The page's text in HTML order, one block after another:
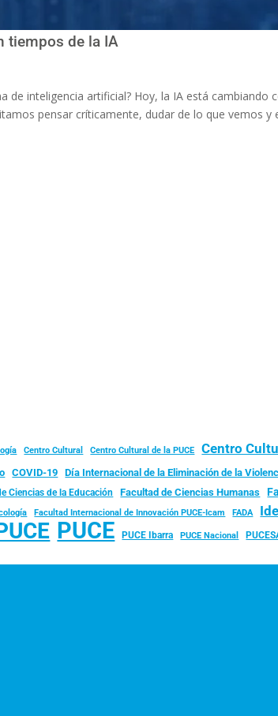
tiempos de la IA
de inteligencia artificial? Hoy, la IA está cambiando
pensar críticamente, dudar de lo que vemos y
Centro Cultural Centro Cultural de la PUCE Centro
COVID-19 Día Internacional de la Eliminación de la
Ciencias de la Educación Facultad de Ciencias Humanas
Facultad Internacional de Innovación PUCE-Icam FADA
PUCE PUCE Ibarra PUCE Nacional